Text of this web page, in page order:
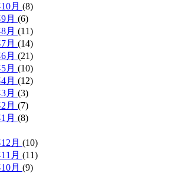
月 (8)
月 (6)
月 (11)
月 (14)
月 (21)
月 (10)
月 (12)
月 (3)
月 (7)
月 (8)
月 (10)
月 (11)
月 (9)